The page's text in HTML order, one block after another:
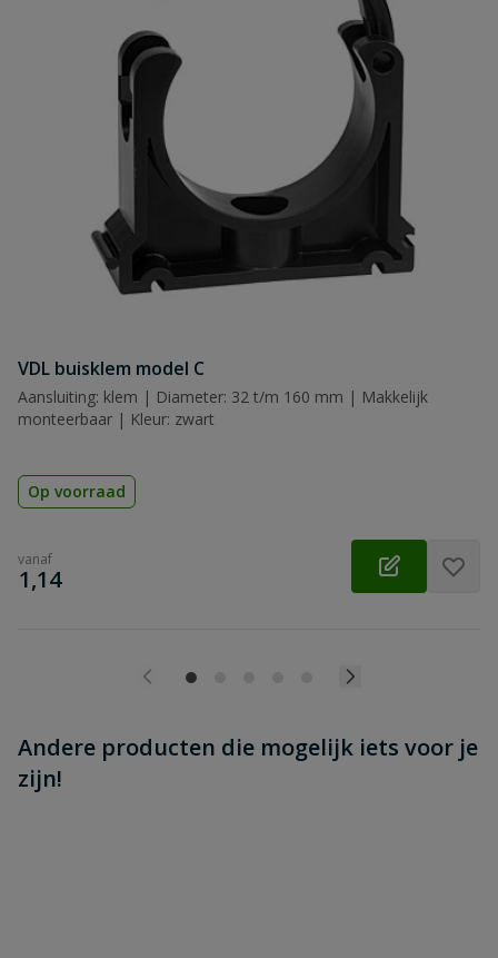
Beoordeling
Beoordeling versturen
VDL buisklem model C
Aansluiting: klem | Diameter: 32 t/m 160 mm | Makkelijk
monteerbaar | Kleur: zwart
Op voorraad
vanaf
€
1,14
Andere producten die mogelijk iets voor je
zijn!